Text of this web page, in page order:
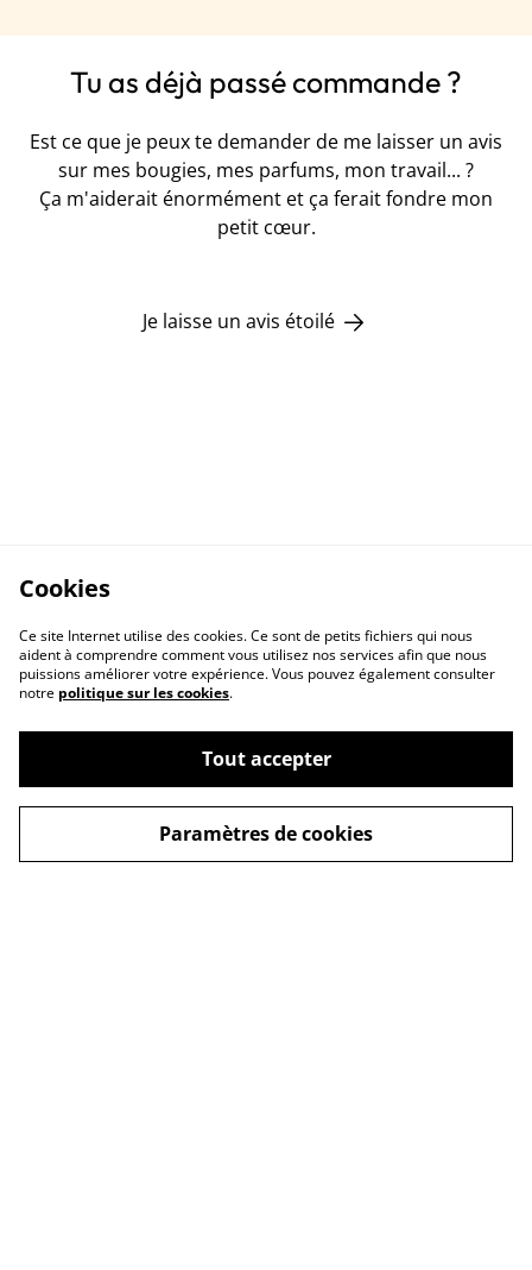
Tu as déjà passé commande ?
Est ce que je peux te demander de me laisser un avis
sur mes bougies, mes parfums, mon travail... ?
Ça m'aiderait énormément et ça ferait fondre mon
petit cœur.
Je laisse un avis étoilé
Mentions légales
Conditions générales
Newsletter
Cookies
Ce site Internet utilise des cookies. Ce sont de petits fichiers qui nous
aident à comprendre comment vous utilisez nos services afin que nous
puissions améliorer votre expérience. Vous pouvez également consulter
notre politique sur les cookies.
Tout accepter
Paramètres de cookies